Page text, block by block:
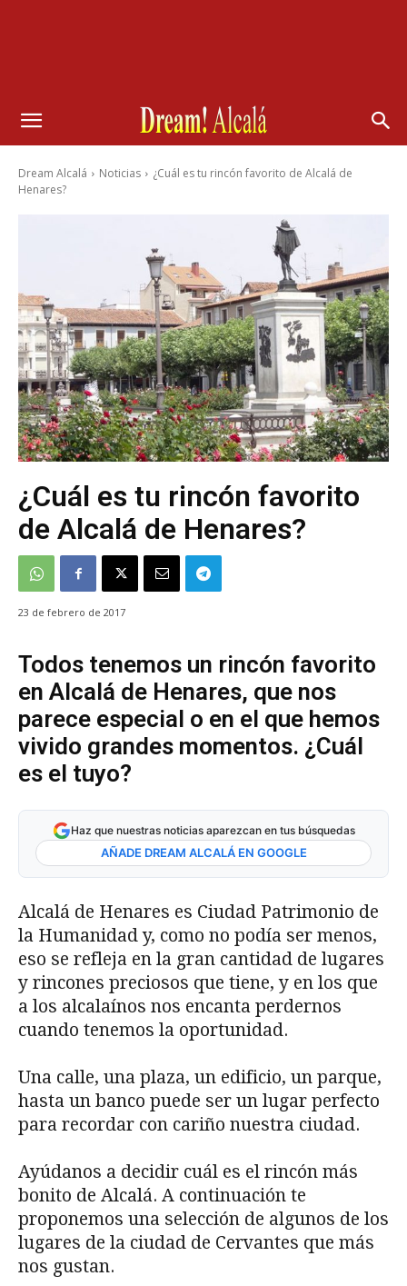
Dream Alcalá Noticias
¿Cuál es tu rincón favorito de Alcalá de
Henares?
¿Cuál es tu rincón favorito
de Alcalá de Henares?
23 de febrero de 2017
Todos tenemos un rincón favorito
en Alcalá de Henares, que nos
parece especial o en el que hemos
vivido grandes momentos. ¿Cuál
es el tuyo?
Haz que nuestras noticias aparezcan en tus búsquedas
AÑADE DREAM ALCALÁ EN GOOGLE
Alcalá de Henares es Ciudad Patrimonio de
la Humanidad y, como no podía ser menos,
eso se refleja en la gran cantidad de lugares
y rincones preciosos que tiene, y en los que
a los alcalaínos nos encanta perdernos
cuando tenemos la oportunidad.
Una calle, una plaza, un edificio, un parque,
hasta un banco puede ser un lugar perfecto
para recordar con cariño nuestra ciudad.
Ayúdanos a decidir cuál es el rincón más
bonito de Alcalá. A continuación te
proponemos una selección de algunos de los
lugares de la ciudad de Cervantes que más
nos gustan.